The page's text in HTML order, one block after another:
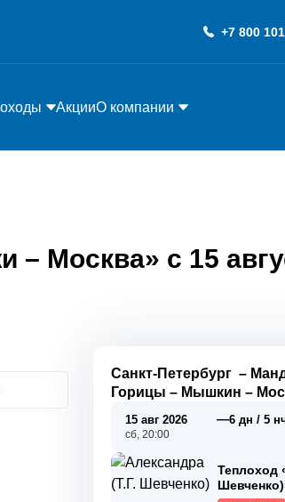
+7 800
АкцииО компании
Москва» с 15
Санкт-Петербург –
Горицы – Мышкин –
15 авг 2026
сб, 20:00
—6 дн / 5
Теплоход